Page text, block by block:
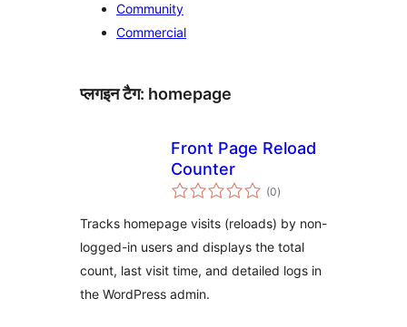
Community
Commercial
प्लगइन टैग: homepage
Front Page Reload
Counter
(0कुल
दर)
Tracks homepage visits (reloads) by non-
logged-in users and displays the total
count, last visit time, and detailed logs in
the WordPress admin.